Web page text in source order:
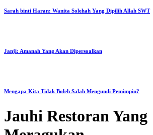
Sarah binti Haran: Wanita Solehah Yang Dipilih Allah SWT
Janji: Amanah Yang Akan Dipersoalkan
Mengapa Kita Tidak Boleh Salah Mengundi Pemimpin?
Jauhi Restoran Yang